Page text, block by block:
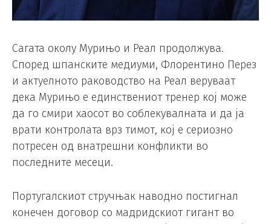
Сагата околу Мурињо и Реал продолжува.
Според шпанските медиуми, Флорентино Перез
и актуелното раководство на Реал веруваат
дека Мурињо е единствениот тренер кој може
да го смири хаосот во соблекувалната и да ја
врати контролата врз тимот, кој е сериозно
потресен од внатрешни конфликти во
последните месеци.
Португалскиот стручњак наводно постигнал
конечен договор со мадридскиот гигант во